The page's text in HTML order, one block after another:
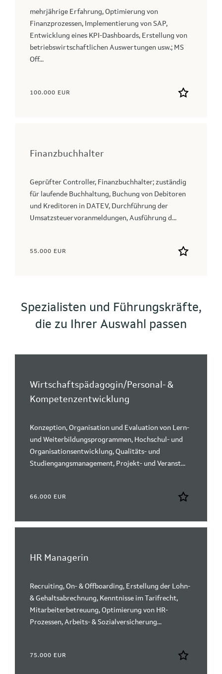
mehrjährige Erfahrung, Optimierung von
Finanzprozessen, Implementierung von SAP,
Entwicklung eines KPI-Dashboards, Erstellung von
betriebswirtschaftlichen Auswertungen usw.; MS
Off...
100.000 EUR
Finanzbuchhalter
Geprüfter Controller, Finanzbuchhalter; zuständig
für laufende Buchhaltung, Buchung von Debitoren
und Kreditoren in DATEV, Durchführung der
Umsatzsteuervoranmeldungen, Ausführung d...
55.000 EUR
Spezialisten und Führungskräfte,
die zu Ihrer Auswahl passen
Wirtschaftspädagogin/Personal- &
Kompetenzentwicklung
Konzeption, Organisation und Evaluation von Lern-
und Weiterbildungsprogrammen, Hochschul- und
Organisationsentwicklung, Qualitäts- und
Studiengangsmanagement, Projekt- und Veranst...
66.000 EUR
HR Managerin
Recruiting, On- & Offboarding, Erstellung der Lohn-
& Gehaltsabrechnung, Kenntnisse im Tarifrecht,
Mitarbeiterbetreuung, Optimierung von HR-
Prozessen, Arbeits- & Sozialversicherung...
75.000 EUR